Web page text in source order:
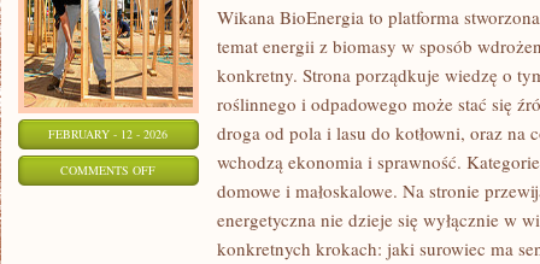
FEBRUARY - 12 - 2026
COMMENTS OFFON
Wikana BioEnergia to platforma
temat energii z biomasy w sposób
konkretny. Strona porządkuje wiedzę o
roślinnego i odpadowego może stać się
droga od pola i lasu do kotłowni, oraz na
wchodzą ekonomia i sprawność.
domowe i małoskalowe. Na stronie
energetyczna nie dzieje się wyłącznie w
konkretnych krokach: jaki surowiec ma